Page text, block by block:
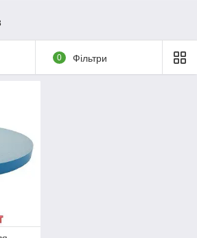
0 Фільтри